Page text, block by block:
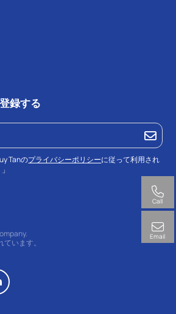
録する
Tanのプライバシーポリシーに従って利用され
います。
Call
Email